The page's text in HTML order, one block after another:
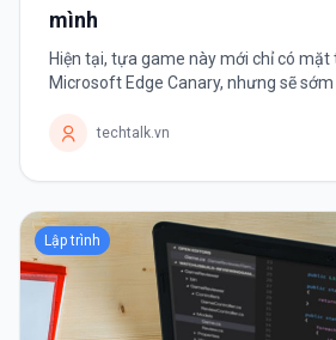
mình
Hiện tại, tựa game này mới chỉ có mặt
Microsoft Edge Canary, nhưng sẽ
những trình duyệt web phổ...
techtalk.vn
Lập trình